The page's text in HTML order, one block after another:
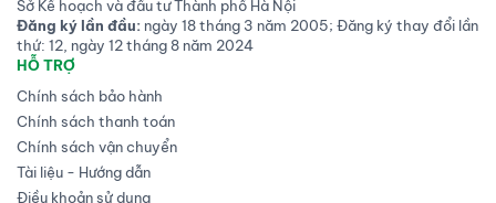
Sở Kế hoạch và đầu tư Thành phố Hà Nội
Đăng ký lần đầu: ngày 18 tháng 3 năm 2005; Đăng ký thay đổi lần
thứ: 12, ngày 12 tháng 8 năm 2024
HỖ TRỢ
Chính sách bảo hành
Chính sách thanh toán
Chính sách vận chuyển
Tài liệu - Hướng dẫn
Điều khoản sử dụng